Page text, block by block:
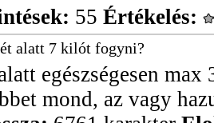
55 Értékelés:
alatt 7 kilót fogyni?
egészségesen
mond, az vagy